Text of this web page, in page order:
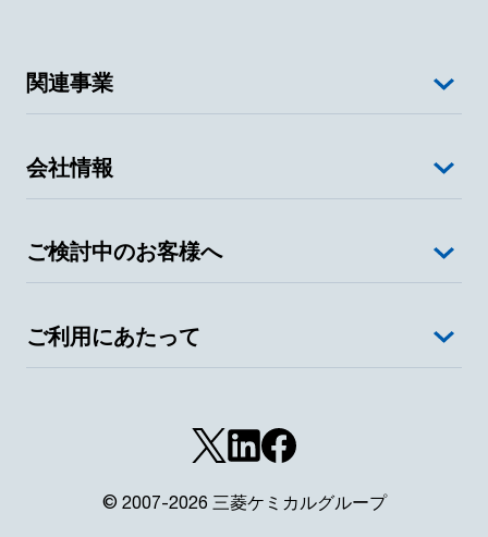
関連事業
会社情報
ご検討中のお客様へ
ご利用にあたって
© 2007-2026 三菱ケミカルグループ